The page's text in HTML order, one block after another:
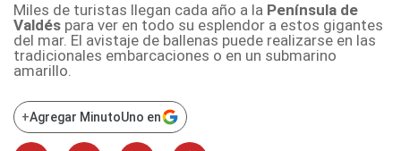
Miles de turistas llegan cada año a la Península de
Valdés para ver en todo su esplendor a estos gigantes
del mar. El avistaje de ballenas puede realizarse en las
tradicionales embarcaciones o en un submarino
amarillo.
+Agregar MinutoUno en